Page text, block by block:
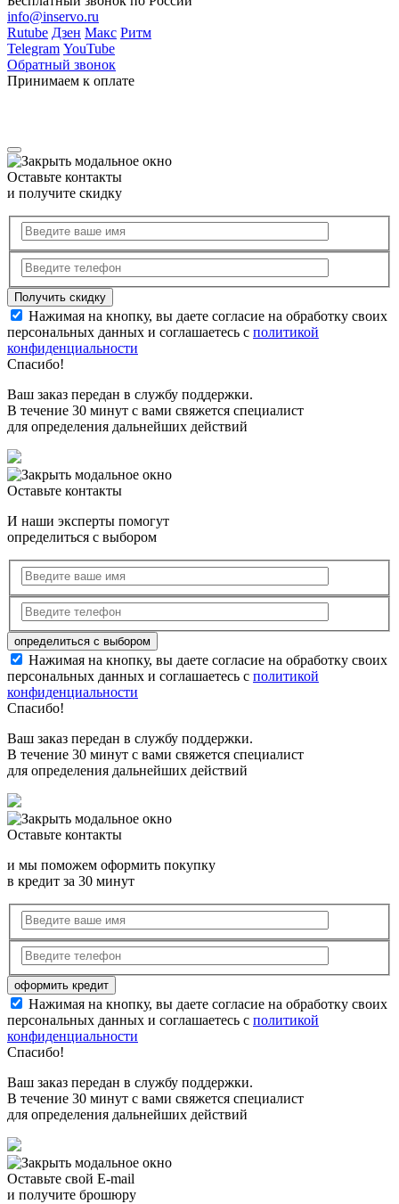
info@inservo.ru
Rutube Дзен Макс Ритм
Telegram YouTube
Обратный звонок
Принимаем к оплате
Оставьте контакты
и получите скидку
Нажимая на кнопку, вы даете согласие на обработку своих
персональных данных и соглашаетесь с политикой
конфиденциальности
Спасибо!
Ваш заказ передан в службу поддержки.
В течение 30 минут с вами свяжется специалист
для определения дальнейших действий
Оставьте контакты
И наши эксперты помогут
определиться с выбором
Нажимая на кнопку, вы даете согласие на обработку своих
персональных данных и соглашаетесь с политикой
конфиденциальности
Спасибо!
Ваш заказ передан в службу поддержки.
В течение 30 минут с вами свяжется специалист
для определения дальнейших действий
Оставьте контакты
и мы поможем оформить покупку
в кредит за 30 минут
Нажимая на кнопку, вы даете согласие на обработку своих
персональных данных и соглашаетесь с политикой
конфиденциальности
Спасибо!
Ваш заказ передан в службу поддержки.
В течение 30 минут с вами свяжется специалист
для определения дальнейших действий
Оставьте свой E-mail
и получите брошюру